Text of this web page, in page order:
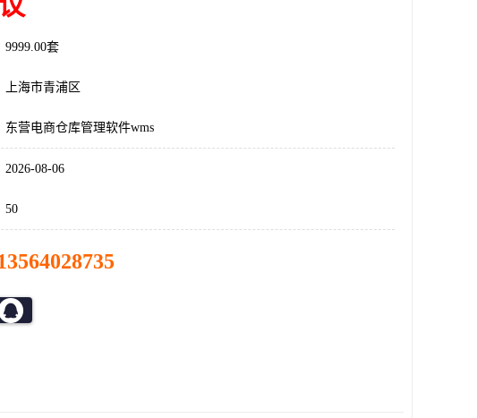
9999.00套
上海市青浦区
东营电商仓库管理软件wms
2026-08-06
50